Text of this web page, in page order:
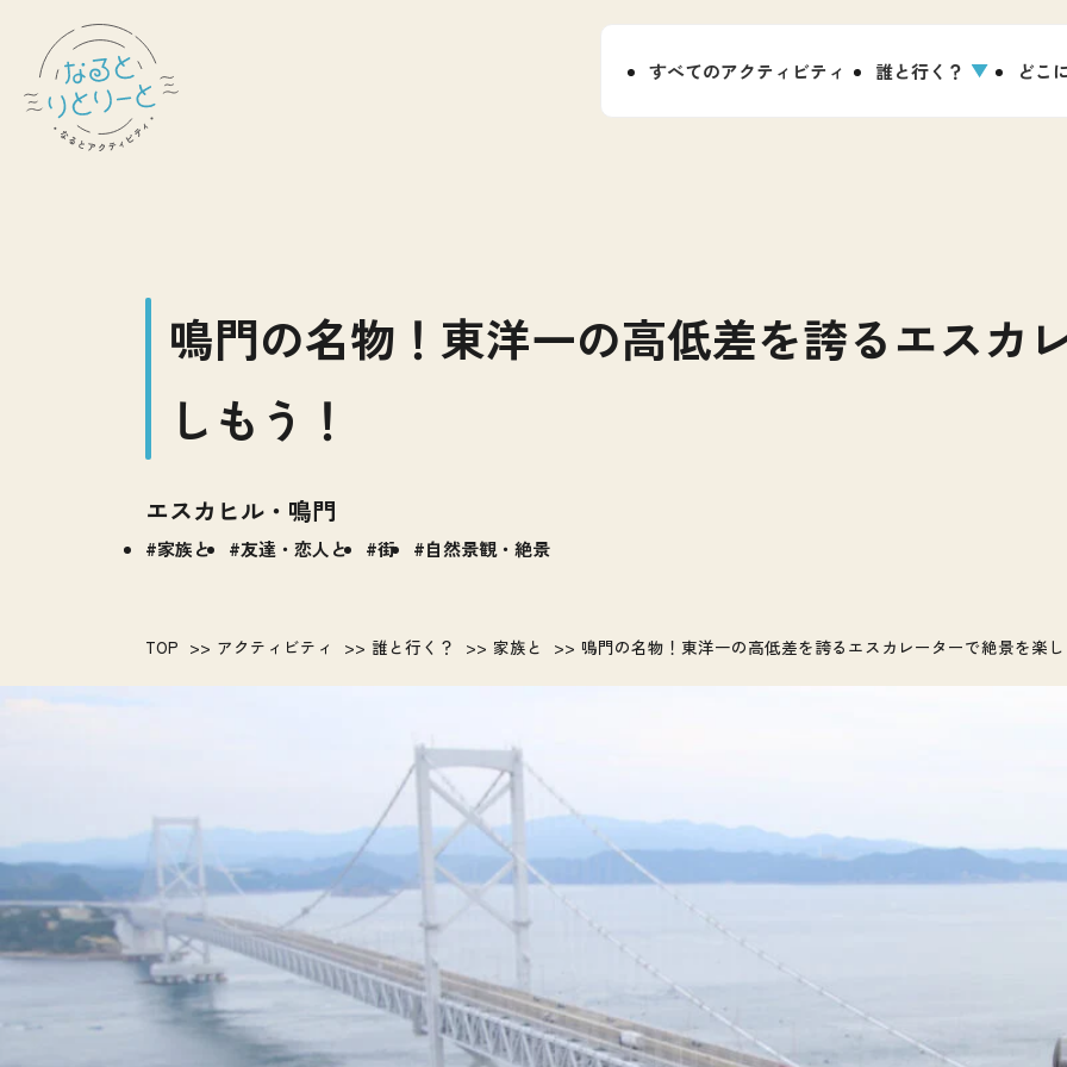
すべてのアクティビティ 誰と行く？ どこ
鳴門の名物！東洋一の高低差を誇るエスカ
しもう！
エスカヒル・鳴門
家族と 友達・恋人と 街 自然景観・絶景
TOP アクティビティ 誰と行く？ 家族と 鳴門の名物！東洋一の高低差を誇るエスカレーターで絶景を楽